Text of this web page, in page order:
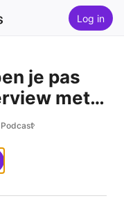
Log in
je pas
met
Staartjes